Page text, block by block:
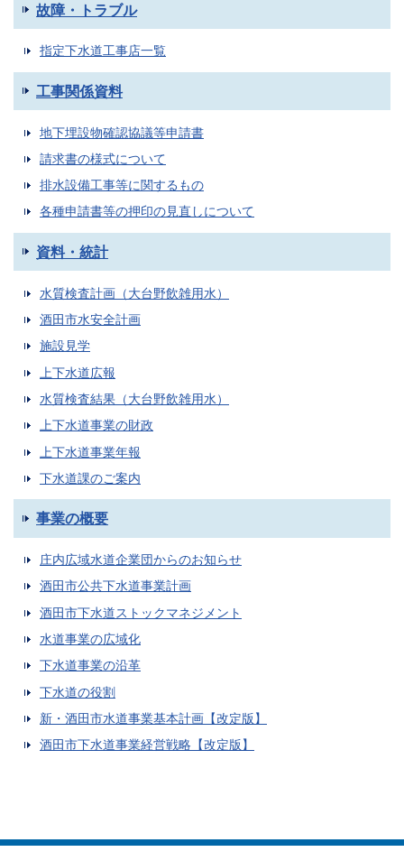
故障・トラブル
指定下水道工事店一覧
工事関係資料
地下埋設物確認協議等申請書
請求書の様式について
排水設備工事等に関するもの
各種申請書等の押印の見直しについて
資料・統計
水質検査計画（大台野飲雑用水）
酒田市水安全計画
施設見学
上下水道広報
水質検査結果（大台野飲雑用水）
上下水道事業の財政
上下水道事業年報
下水道課のご案内
事業の概要
庄内広域水道企業団からのお知らせ
酒田市公共下水道事業計画
酒田市下水道ストックマネジメント
水道事業の広域化
下水道事業の沿革
下水道の役割
新・酒田市水道事業基本計画【改定版】
酒田市下水道事業経営戦略【改定版】